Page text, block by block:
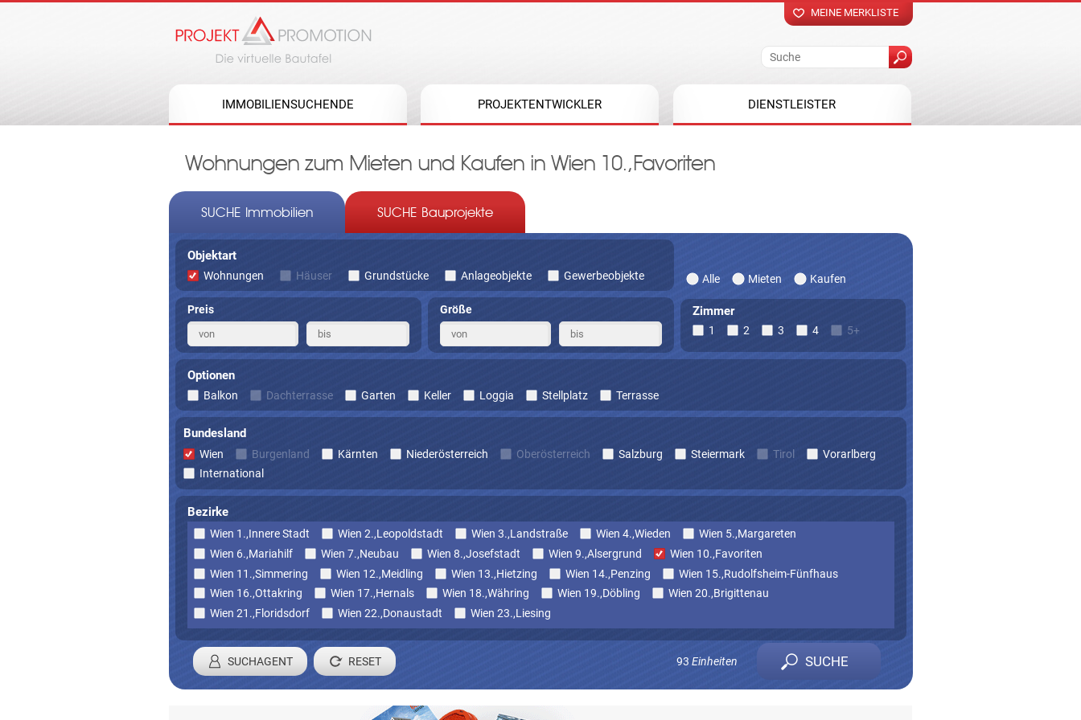
MEINE MERKLISTE
IMMOBILIENSUCHENDE PROJEKTENTWICKLER DIENSTLEISTER
Wohnungen zum Mieten und Kaufen in Wien 10.,Favoriten
SUCHE Immobilien SUCHE Bauprojekte
Objektart
Wohnungen Häuser Grundstücke Anlageobjekte Gewerbeobjekte Alle Mieten Kaufen
Preis Größe Zimmer
1 2 3 4 5+
Optionen
Balkon Dachterrasse Garten Keller Loggia Stellplatz Terrasse
Bundesland
Wien Burgenland Kärnten Niederösterreich Oberösterreich Salzburg Steiermark Tirol
Vorarlberg
International
Bezirke
Wien 1.,Innere Stadt Wien 2.,Leopoldstadt Wien 3.,Landstraße Wien 4.,Wieden
Wien 5.,Margareten
Wien 6.,Mariahilf
Wien 7.,Neubau Wien 8.,Josefstadt Wien 9.,Alsergrund
Wien 10.,Favoriten
Wien 11.,Simmering
Wien 12.,Meidling Wien 13.,Hietzing Wien 14.,Penzing
Wien 15.,Rudolfsheim-Fünfhaus
Wien 16.,Ottakring
Wien 17.,Hernals Wien 18.,Währing Wien 19.,Döbling
Wien 20.,Brigittenau
Wien 21.,Floridsdorf
Wien 22.,Donaustadt Wien 23.,Liesing
93 Einheiten
SUCHAGENT